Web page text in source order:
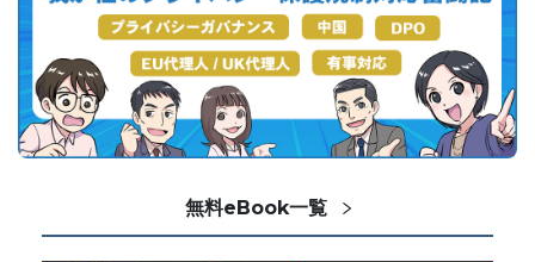
無料eBook一覧